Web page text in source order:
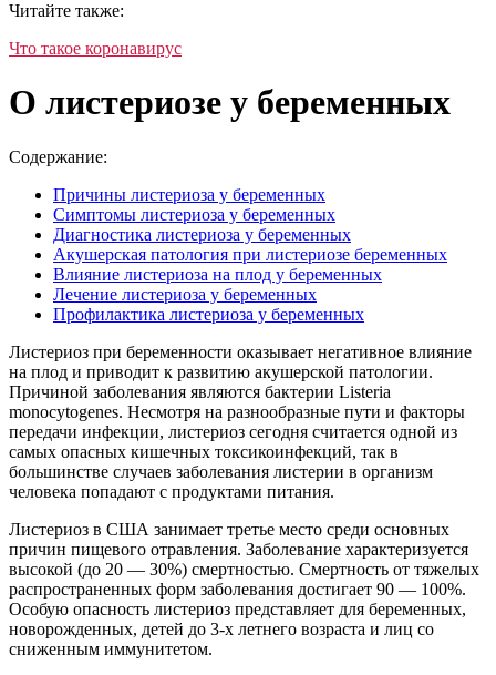
Читайте также:
Что такое коронавирус
О листериозе у беременных
Содержание:
Причины листериоза у беременных
Симптомы листериоза у беременных
Диагностика листериоза у беременных
Акушерская патология при листериозе беременных
Влияние листериоза на плод у беременных
Лечение листериоза у беременных
Профилактика листериоза у беременных
Листериоз при беременности оказывает негативное влияние
на плод и приводит к развитию акушерской патологии.
Причиной заболевания являются бактерии Listeria
monocytogenes. Несмотря на разнообразные пути и факторы
передачи инфекции, листериоз сегодня считается одной из
самых опасных кишечных токсикоинфекций, так в
большинстве случаев заболевания листерии в организм
человека попадают с продуктами питания.
Листериоз в США занимает третье место среди основных
причин пищевого отравления. Заболевание характеризуется
высокой (до 20 — 30%) смертностью. Смертность от тяжелых
распространенных форм заболевания достигает 90 — 100%.
Особую опасность листериоз представляет для беременных,
новорожденных, детей до 3-х летнего возраста и лиц со
сниженным иммунитетом.